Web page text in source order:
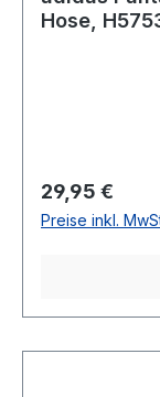
Hose,
Regulärer
29,95 €
Preise inkl.